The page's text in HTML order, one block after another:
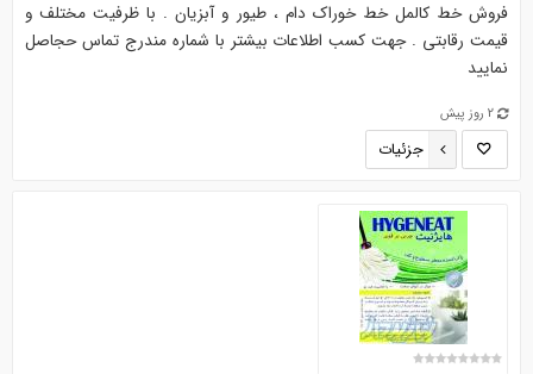
فروش خط کالمل خط خوراک دام ، طیور و آبزیان . با ظرفیت مختلف و
قیمت رقابتی . جهت کسب اطلاعات بیشتر با شماره مندرج تماس حجاصل
نمایید
2 روز پیش
جزئیات